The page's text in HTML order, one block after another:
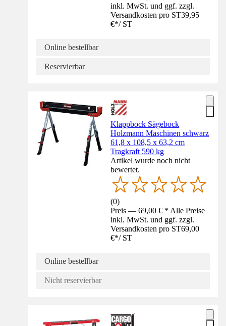
inkl. MwSt. und ggf. zzgl.
Versandkosten pro ST39,95
€*/ ST
Online bestellbar
Reservierbar
Klappbock Sägebock
Holzmann Maschinen schwarz
61,8 x 108,5 x 63,2 cm
Tragkraft 590 kg
Artikel wurde noch nicht
bewertet.
(0)
Preis — 69,00 € * Alle Preise
inkl. MwSt. und ggf. zzgl.
Versandkosten pro ST69,00
€*/ ST
Online bestellbar
Nicht reservierbar